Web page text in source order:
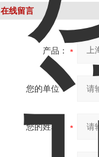
在线留言
产品：
您的单位：
您的姓名：